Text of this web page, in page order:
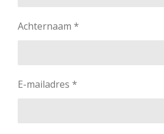
Achternaam *
E-mailadres *